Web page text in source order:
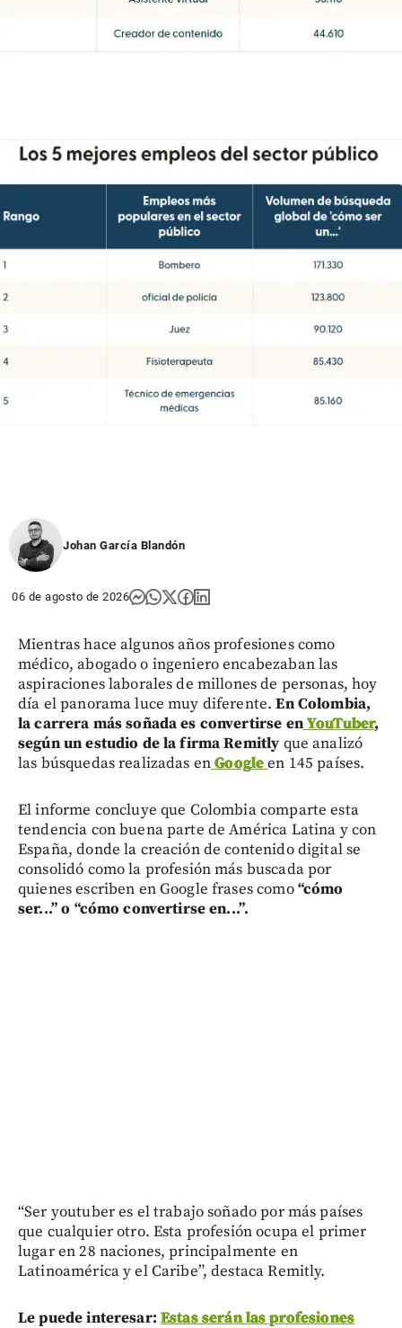
Johan García Blandón
06 de agosto de 2026
Mientras hace algunos años profesiones como
médico, abogado o ingeniero encabezaban las
aspiraciones laborales de millones de personas, hoy
día el panorama luce muy diferente.En Colombia,
la carrera más soñada es convertirse enYouTuber,
según un estudio de la firma Remitly que analizó
las búsquedas realizadas enGoogleen 145 países.
El informe concluye que Colombia comparte esta
tendencia con buena parte de América Latina y con
España, donde la creación de contenido digital se
consolidó como la profesión más buscada por
quienes escriben en Google frases como“cómo
ser...” o “cómo convertirse en...”.
“Ser youtuber es el trabajo soñado por más países
que cualquier otro. Esta profesión ocupa el primer
lugar en 28 naciones, principalmente en
Latinoamérica y el Caribe”, destaca Remitly.
Le puede interesar: Estas serán las profesiones